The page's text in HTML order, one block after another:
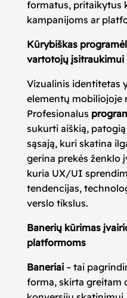
formatus, pritaikytus
kampanijoms ar
Kūrybiškas
vartotojų įsitraukimui
Vizualinis identitetas
elementų mobiliojoje
Profesionalus
sukurti aiškią,
sąsają, kuri skatina
gerina prekės ženklo
kuria UX/UI
tendencijas,
verslo tikslus.
Banerių kūrimas
platformoms
Baneriai– tai
forma, skirta greitam